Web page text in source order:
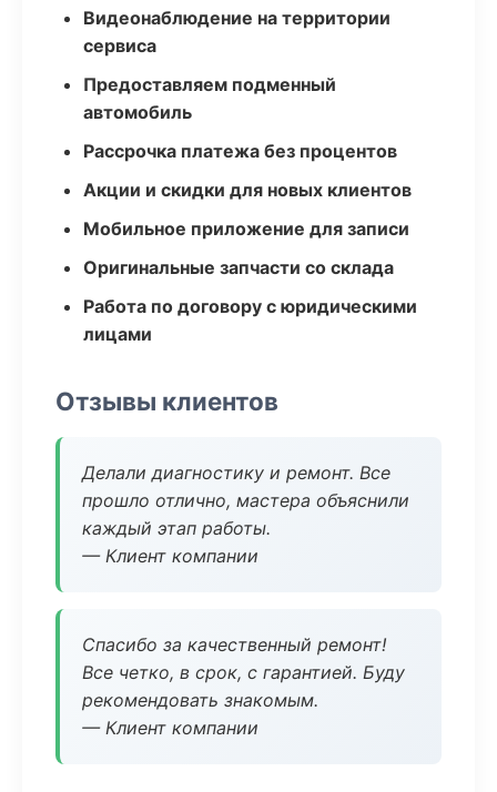
Видеонаблюдение на территории
сервиса
Предоставляем подменный
автомобиль
Рассрочка платежа без процентов
Акции и скидки для новых клиентов
Мобильное приложение для записи
Оригинальные запчасти со склада
Работа по договору с юридическими
лицами
Отзывы клиентов
Делали диагностику и ремонт. Все
прошло отлично, мастера объяснили
каждый этап работы.
— Клиент компании
Спасибо за качественный ремонт!
Все четко, в срок, с гарантией. Буду
рекомендовать знакомым.
— Клиент компании